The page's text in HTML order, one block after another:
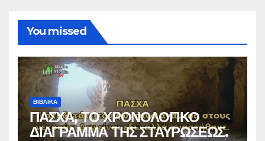
You missed
ΒΙΒΛΙΚΑ
ΠΑΣΧΑ, ΤΟ ΧΡΟΝΟΛΟΓΙΚΟ
ΔΙΑΓΡΑΜΜΑ ΤΗΣ ΣΤΑΥΡΩΣΕΩΣ.